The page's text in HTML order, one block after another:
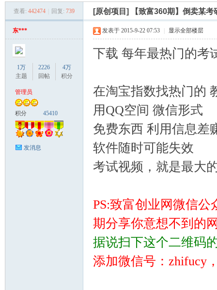
索
» › › ›
查看: 442474 回复: 739 [原创项目] 【致富360期】倒卖某
东***
1万
主题
2226
回帖
4万
积分
管理员
积分 45410
发消息
发表于 2015-9-22 07:53 显示全部楼层
下载 每年最热门的考
在淘宝指数找热门的
用QQ空间 微信形式
免费东西 利用信息差
软件随时可能失效
考试视频，就是最大
PS:致富创业网微信
期分享你意想不到的
据说扫下这个二维码
添加微信号：zhifucy